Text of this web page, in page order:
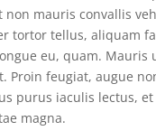
non mauris convallis
tortor tellus, aliquam
eu, quam. Mauris
Proin feugiat, augue
purus iaculis lectus,
magna.